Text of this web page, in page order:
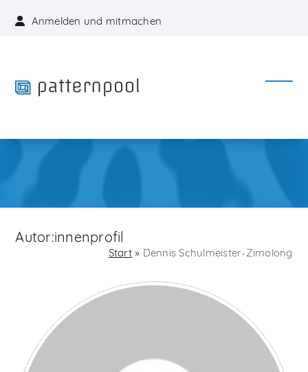
Anmelden und mitmachen
menu
menu
Autor:innenprofil
Start» Dennis Schulmeister-Zimolong